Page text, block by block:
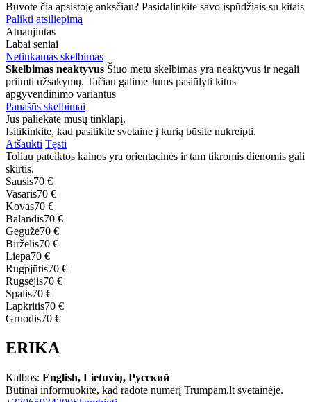
Buvote čia apsistoję anksčiau? Pasidalinkite savo įspūdžiais su kitais
Palikti atsiliepimą
Atnaujintas
Labai seniai
Netinkamas skelbimas
Skelbimas neaktyvus Šiuo metu skelbimas yra neaktyvus ir negali
priimti užsakymų. Tačiau galime Jums pasiūlyti kitus
apgyvendinimo variantus
Panašūs skelbimai
Jūs paliekate mūsų tinklapį.
Isitikinkite, kad pasitikite svetaine į kurią būsite nukreipti.
Atšaukti Tęsti
Toliau pateiktos kainos yra orientacinės ir tam tikromis dienomis gali
skirtis.
Sausis70 €
Vasaris70 €
Kovas70 €
Balandis70 €
Gegužė70 €
Birželis70 €
Liepa70 €
Rugpjūtis70 €
Rugsėjis70 €
Spalis70 €
Lapkritis70 €
Gruodis70 €
ERIKA
Kalbos: English, Lietuvių, Русский
Būtinai informuokite, kad radote numerį Trumpam.lt svetainėje.